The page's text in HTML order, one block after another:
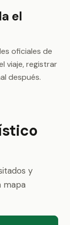
el
oficiales de
viaje, registrar
después.
y
mapa